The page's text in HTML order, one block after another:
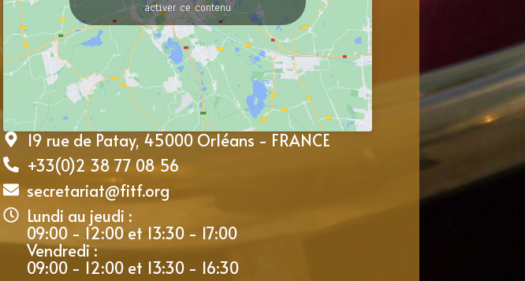
activer ce contenu
19 rue de Patay, 45000 Orléans - FRANCE
+33(0)2 38 77 08 56
secretariat@fitf.org
Lundi au jeudi :
09:00 - 12:00 et 13:30 - 17:00
Vendredi :
09:00 - 12:00 et 13:30 - 16:30